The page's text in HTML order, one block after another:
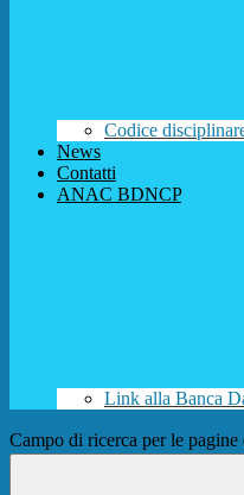
Codice
News
Contatti
ANAC BDNCP
Link alla Banca
Campo di ricerca per le pagine